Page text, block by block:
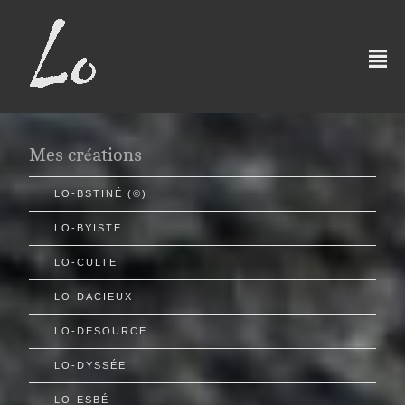
²
Mes créations
LO-BSTINÉ (©)
LO-BYISTE
LO-CULTE
LO-DACIEUX
LO-DESOURCE
LO-DYSSÉE
LO-ESBÉ